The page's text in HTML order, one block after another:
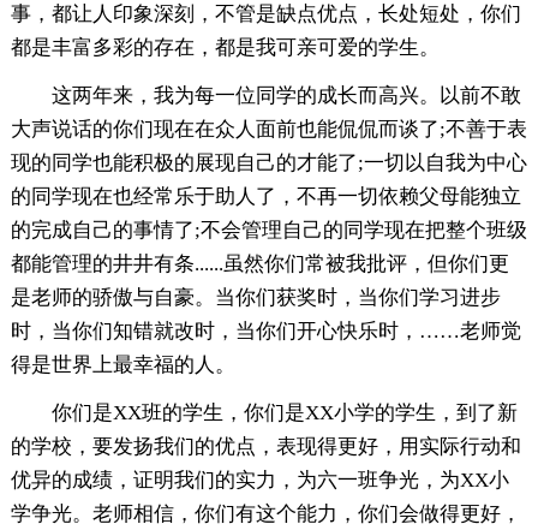
事，都让人印象深刻，不管是缺点优点，长处短处，你们
都是丰富多彩的存在，都是我可亲可爱的学生。
这两年来，我为每一位同学的成长而高兴。以前不敢
大声说话的你们现在在众人面前也能侃侃而谈了;不善于表
现的同学也能积极的展现自己的才能了;一切以自我为中心
的同学现在也经常乐于助人了，不再一切依赖父母能独立
的完成自己的事情了;不会管理自己的同学现在把整个班级
都能管理的井井有条......虽然你们常被我批评，但你们更
是老师的骄傲与自豪。当你们获奖时，当你们学习进步
时，当你们知错就改时，当你们开心快乐时，……老师觉
得是世界上最幸福的人。
你们是XX班的学生，你们是XX小学的学生，到了新
的学校，要发扬我们的优点，表现得更好，用实际行动和
优异的成绩，证明我们的实力，为六一班争光，为XX小
学争光。老师相信，你们有这个能力，你们会做得更好，